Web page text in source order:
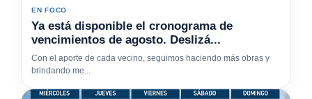
EN FOCO
Ya está disponible el cronograma de
vencimientos de agosto. Deslizá...
Con el aporte de cada vecino, seguimos haciendo más obras y
brindando me...